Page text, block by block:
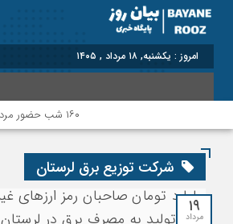
امروز : یکشنبه, ۱۸ مرداد , ۱۴۰۵
۱۶۰ شب حضور مردمی؛ ظرفیتی برای ثبت و ماندگاری
شرکت توزیع برق لرستان
۱۹
مرداد